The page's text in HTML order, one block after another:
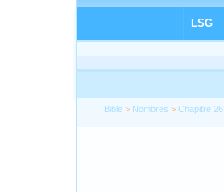
Bible > Nombres >Chapitre 26